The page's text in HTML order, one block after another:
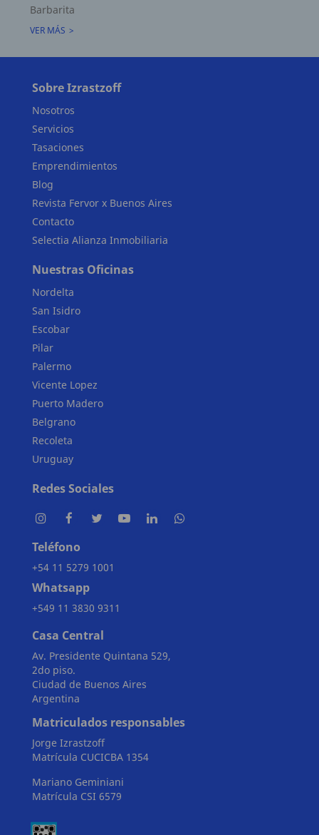
Superficie Terreno 0.00 M2
Superficie total del inmueble 155.90 M2
Cubierta: 142.79 M2
Barbarita
VER MÁS
Sobre Izrastzoff
Nosotros
Servicios
Tasaciones
Emprendimientos
Blog
Revista Fervor x Buenos Aires
Contacto
Selectia Alianza Inmobiliaria
Nuestras Oficinas
Nordelta
San Isidro
Escobar
Pilar
Palermo
Vicente Lopez
Puerto Madero
Belgrano
Recoleta
Uruguay
Redes Sociales
Teléfono
+54 11 5279 1001
Whatsapp
+549 11 3830 9311
Casa Central
Av. Presidente Quintana 529,
2do piso.
Ciudad de Buenos Aires
Argentina
Matriculados responsables
Jorge Izrastzoff
Matrícula CUCICBA 1354
Mariano Geminiani
Matrícula CSI 6579